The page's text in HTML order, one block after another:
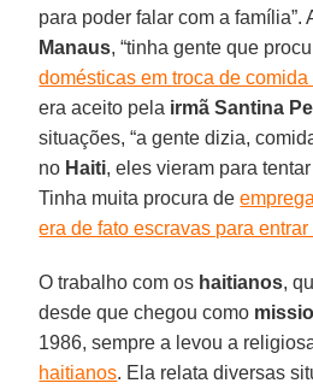
para poder falar com a família”.
Manaus, “tinha gente que
domésticas em troca de
era aceito pela irmã Santina
situações, “a gente dizia,
no Haiti, eles vieram para
Tinha muita procura de
era de fato escravas para
O trabalho com os haitianos,
desde que chegou como
1986, sempre a levou a
haitianos. Ela relata diversas